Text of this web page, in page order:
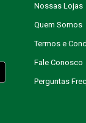
uma avaliação
Nossas Lojas
Quem Somos
Termos e
Fale Conosco
Perguntas